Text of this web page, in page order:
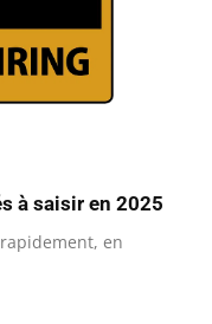
à saisir en 2025
en